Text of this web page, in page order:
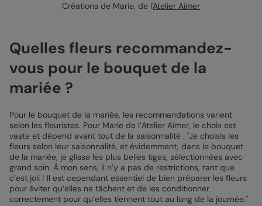
Créations de Marie, de l'Atelier Aimer
Quelles fleurs recommandez-
vous pour le bouquet de la
mariée ?
Pour le bouquet de la mariée, les recommandations varient
selon les fleuristes. Pour Marie de l’Atelier Aimer, le choix est
vaste et dépend avant tout de la saisonnalité : "Je choisis les
fleurs selon leur saisonnalité, et évidemment, dans le bouquet
de la mariée, je glisse les plus belles tiges, sélectionnées avec
grand soin. À mon sens, il n’y a pas de restrictions, tant que
c’est joli ! Il est cependant essentiel de bien préparer les fleurs
pour éviter qu’elles ne tâchent et de les conditionner
correctement pour qu’elles tiennent tout au long de la journée."